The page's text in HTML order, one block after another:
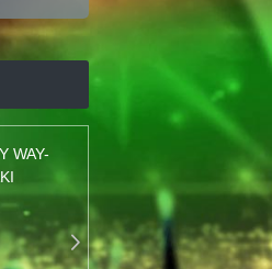
WAY-